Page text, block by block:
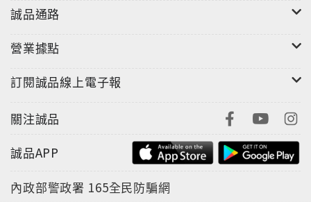
誠品通路
營業據點
訂閱誠品線上電子報
關注誠品
誠品APP
內政部警政署 165全民防騙網